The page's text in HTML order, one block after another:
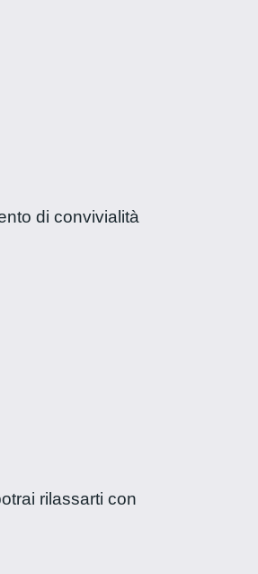
di convivialità
rilassarti con